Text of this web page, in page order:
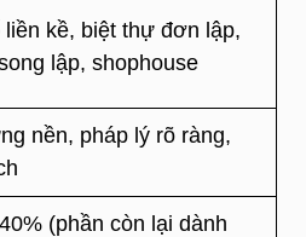
liền kề, biệt thự đơn lập,
lập, shophouse
nền, pháp lý rõ ràng,
(phần còn lại dành